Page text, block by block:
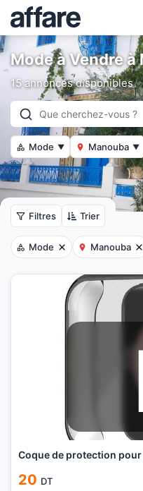
Mode à Vendre à
15 annonces disponibles
Mode ▼ Manouba ▼
Filtres Trier
Mode Manouba
Coque de protection
20 DT